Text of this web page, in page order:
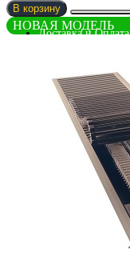
Доставка и Оплата
Партнерам
В корзину
НОВАЯ МОДЕЛЬ